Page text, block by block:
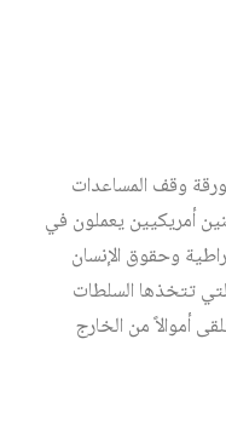
وقف المساعدات
أمريكيين يعملون في
وحقوق الإنسان
تتخذها السلطات
أموالاً من الخارج